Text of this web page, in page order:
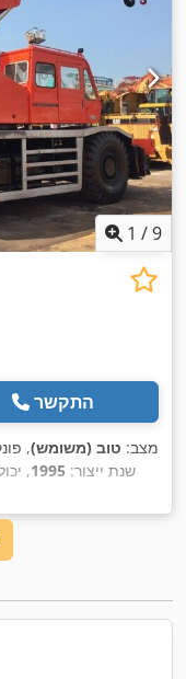
1 /9
התקשר
מצב: טוב (משומש),
שנת ייצור: 1995
,